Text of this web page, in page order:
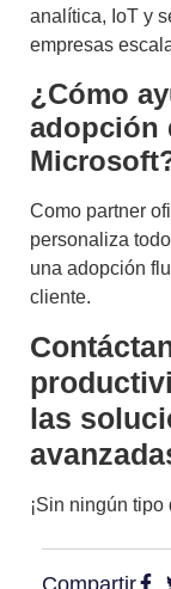
analítica, IoT y
empresas
¿Cómo
adopción
Como partner
personaliza
una adopción
cliente.
las
¡Sin ningún